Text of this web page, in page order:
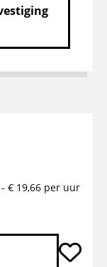
- € 19,66 per uur